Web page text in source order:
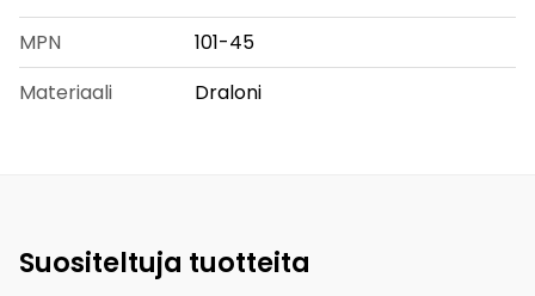
MPN
101-45
Materiaali
Draloni
Suositeltuja tuotteita